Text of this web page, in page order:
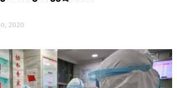
2020